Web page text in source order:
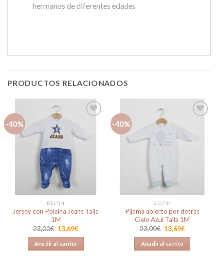
hermanos de diferentes edades
PRODUCTOS RELACIONADOS
-40%
Añadir
BELTIN
Jersey con Polaina Jeans Talla
1M
23,00€ El
precio
original
era:
23,00€.
13,69€El
13,69€.
Añadir al carrito
-40%
Añadir
BELTIN
Pijama abierto por detrás
Cielo Azul Talla 1M
23,00€ El
precio
original
era:
23,00€.
13,69€El
13,69€.
Añadir al carrito